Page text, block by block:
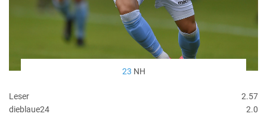
23 NH
Leser
2.57
dieblaue24
2.0